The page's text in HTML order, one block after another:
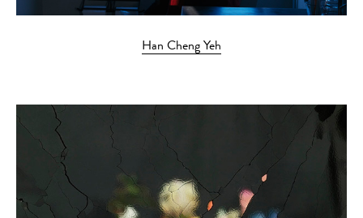
Han Cheng Yeh